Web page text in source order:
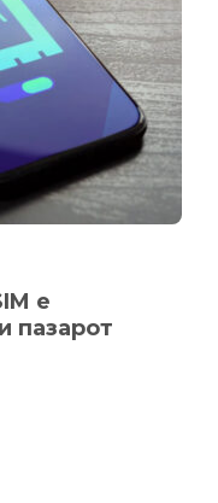
е
пазарот